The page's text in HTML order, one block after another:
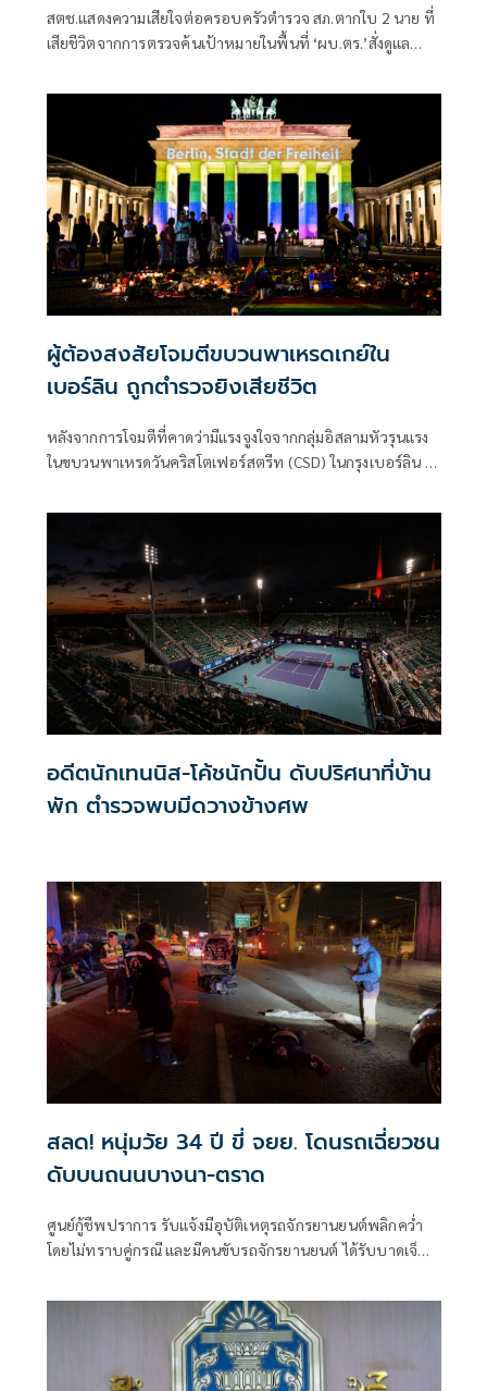
สตช.แสดงความเสียใจต่อครอบครัวตำรวจ สภ.ตากใบ 2 นาย ที่
เสียชีวิตจากการตรวจค้นเป้าหมายในพื้นที่ ‘ผบ.ตร.’สั่งดูแล
จากเหตุดังกล่าว
ผู้ต้องสงสัยโจมตีขบวนพาเหรดเกย์ใน
เบอร์ลิน ถูกตำรวจยิงเสียชีวิต
หลังจากการโจมตีที่คาดว่ามีแรงจูงใจจากกลุ่มอิสลามหัวรุนแรง
ในขบวนพาเหรดวันคริสโตเฟอร์สตรีท (CSD) ในกรุงเบอร์ลิน ผู้
อดีตนักเทนนิส-โค้ชนักปั้น ดับปริศนาที่บ้าน
พัก ตำรวจพบมีดวางข้างศพ
สลด! หนุ่มวัย 34 ปี ขี่ จยย. โดนรถเฉี่ยวชน
ดับบนถนนบางนา-ตราด
ศูนย์กู้ชีพปราการ รับแจ้งมีอุบัติเหตุรถจักรยานยนต์พลิกคว่ำ
โดยไม่ทราบคู่กรณี และมีคนขับรถจักรยานยนต์ ได้รับบาดเจ็บ